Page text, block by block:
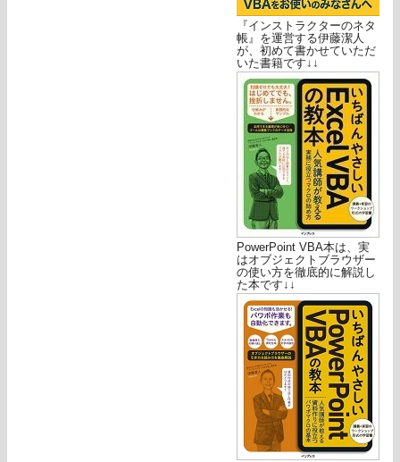
『インストラクターのネタ
帳』を運営する伊藤潔人
が、初めて書かせていただ
いた書籍です↓↓
PowerPoint VBA本は、実
はオブジェクトブラウザー
の使い方を徹底的に解説し
た本です↓↓